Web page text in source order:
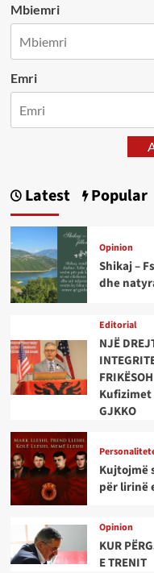
Mbiemri
Emri
Latest Popular
Opinion
Shikaj –
dhe
Editorial
NJË
Kufizimet
GJKKO
Kujtojmë
për lirinë
Opinion
KUR
E TRENIT